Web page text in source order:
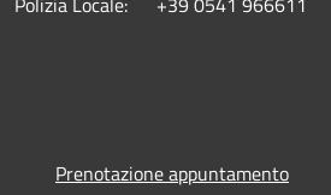
Prenotazione appuntamento